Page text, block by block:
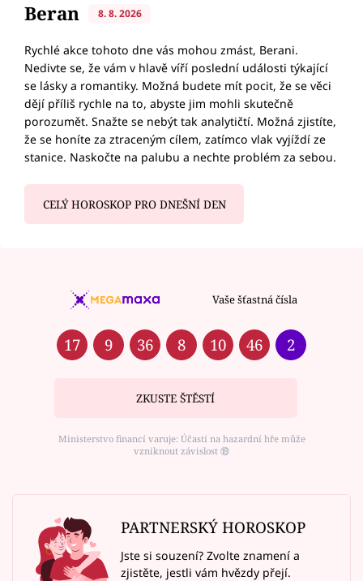
Beran 8. 8. 2026
Rychlé akce tohoto dne vás mohou zmást, Berani.
Nedivte se, že vám v hlavě víří poslední události týkající
se lásky a romantiky. Možná budete mít pocit, že se věci
dějí příliš rychle na to, abyste jim mohli skutečně
porozumět. Snažte se nebýt tak analytičtí. Možná zjistíte,
že se honíte za ztraceným cílem, zatímco vlak vyjíždí ze
stanice. Naskočte na palubu a nechte problém za sebou.
CELÝ HOROSKOP PRO DNEŠNÍ DEN
Vaše šťastná čísla
17 9 36 8 10 46 2
ZKUSTE ŠTĚSTÍ
Ministerstvo financí varuje: Účastí na hazardní hře může
vzniknout závislost ⑱
PARTNERSKÝ HOROSKOP
Jste si souzení? Zvolte znamení a
zjistěte, jestli vám hvězdy přejí.